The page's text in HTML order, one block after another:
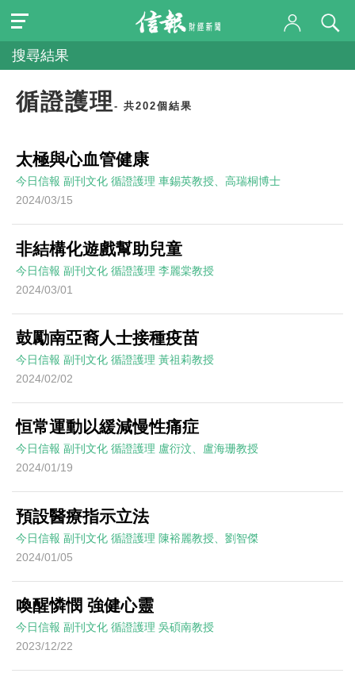
搜尋結果
循證護理 - 共202個結果
太極與心血管健康
今日信報 副刊文化 循證護理 車錫英教授、高瑞桐博士
2024/03/15
非結構化遊戲幫助兒童
今日信報 副刊文化 循證護理 李麗棠教授
2024/03/01
鼓勵南亞裔人士接種疫苗
今日信報 副刊文化 循證護理 黃祖莉教授
2024/02/02
恒常運動以緩減慢性痛症
今日信報 副刊文化 循證護理 盧衍汶、盧海珊教授
2024/01/19
預設醫療指示立法
今日信報 副刊文化 循證護理 陳裕麗教授、劉智傑
2024/01/05
喚醒憐憫 強健心靈
今日信報 副刊文化 循證護理 吳碩南教授
2023/12/22